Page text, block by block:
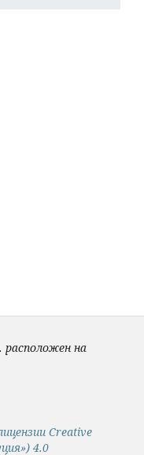
расположен на
Creative
4.0